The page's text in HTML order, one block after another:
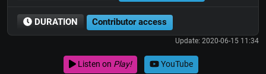
DURATION Contributor access
Update: 2020-06-15 11:34
Listen on Play! YouTube